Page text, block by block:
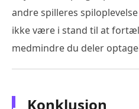
andre spilleres
ikke være i stand til at
medmindre du deler
Konklusion